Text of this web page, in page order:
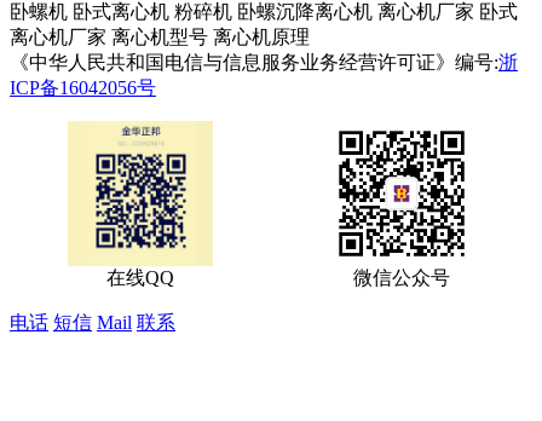
卧螺机 卧式离心机 粉碎机 卧螺沉降离心机 离心机厂家 卧式
离心机厂家 离心机型号 离心机原理
《中华人民共和国电信与信息服务业务经营许可证》编号:浙
ICP备16042056号
在线QQ 微信公众号
电话 短信 Mail 联系